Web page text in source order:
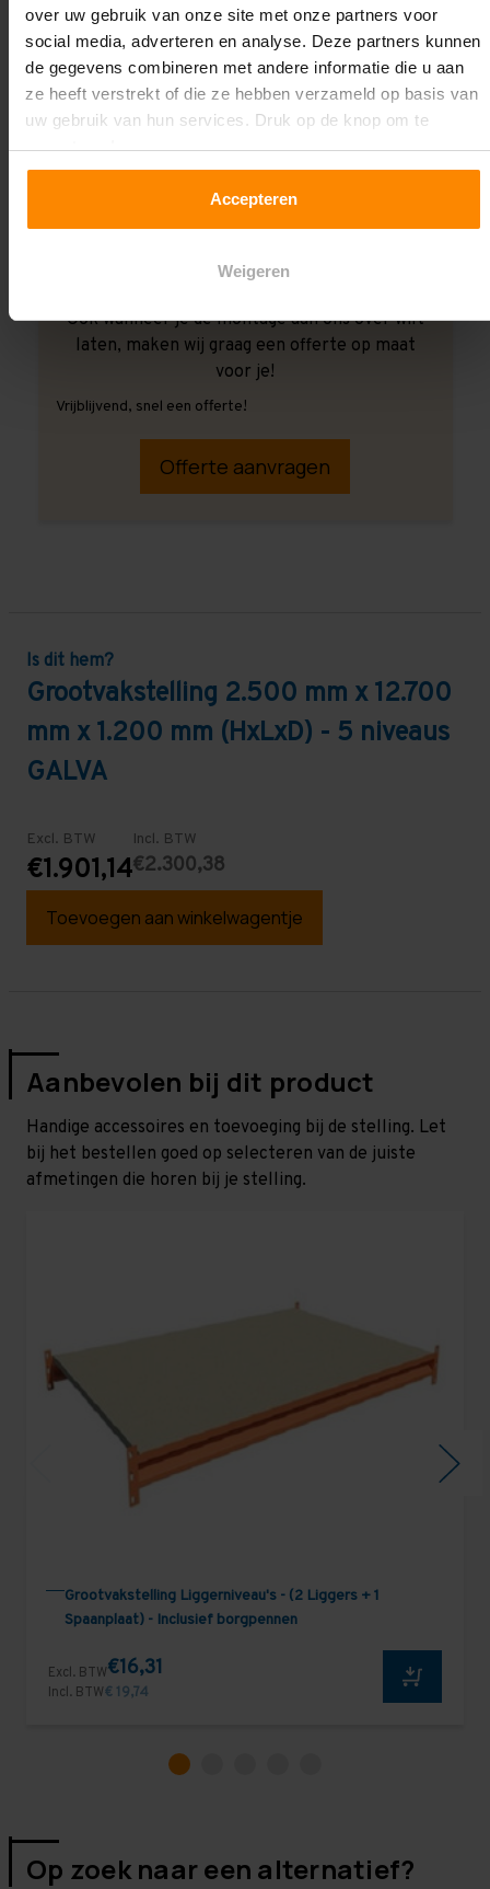
over uw gebruik van onze site met onze partners voor
social media, adverteren en analyse. Deze partners kunnen
de gegevens combineren met andere informatie die u aan
ze heeft verstrekt of die ze hebben verzameld op basis van
uw gebruik van hun services. Druk op de knop om te
accepteren!
Accepteren
Weigeren
Ook wanneer je de montage aan ons over wilt
laten, maken wij graag een offerte op maat
voor je!
Vrijblijvend, snel een offerte!
Offerte aanvragen
Is dit hem?
Grootvakstelling 2.500 mm x 12.700
mm x 1.200 mm (HxLxD) - 5 niveaus
GALVA
Excl. BTW
€1.901,14
Incl. BTW
€2.300,38
Toevoegen aan winkelwagentje
Aanbevolen bij dit product
Handige accessoires en toevoeging bij de stelling. Let
bij het bestellen goed op selecteren van de juiste
afmetingen die horen bij je stelling.
Grootvakstelling Liggerniveau's - (2 Liggers + 1
Spaanplaat) - Inclusief borgpennen
Excl. BTW€16,31
Incl. BTW€ 19,74
Op zoek naar een alternatief?